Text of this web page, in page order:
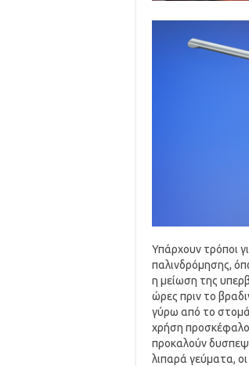
Υπάρχουν τρόποι
παλινδρόμησης,
η μείωση της
ώρες πριν το
γύρω από το
χρήση
προκαλούν
λιπαρά γεύματα, οι